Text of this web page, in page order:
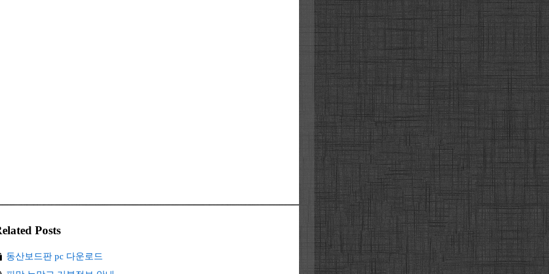
Posts
동산보드판 pc 다운로드